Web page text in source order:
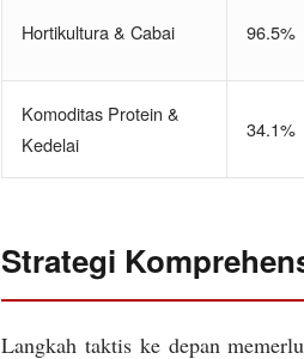
Hortikultura & Cabai 96.5%
Komoditas Protein &
Kedelai
34.1%
Strategi
Langkah taktis ke depan